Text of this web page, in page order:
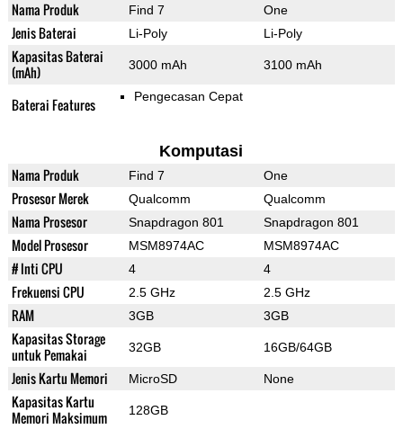
Nama Produk Find 7 One
Jenis Baterai Li-Poly Li-Poly
Kapasitas Baterai
(mAh)
3000 mAh 3100 mAh
Baterai Features Pengecasan Cepat
Komputasi
Nama Produk Find 7 One
Prosesor Merek Qualcomm Qualcomm
Nama Prosesor Snapdragon 801 Snapdragon 801
Model Prosesor MSM8974AC MSM8974AC
# Inti CPU 4 4
Frekuensi CPU 2.5 GHz 2.5 GHz
RAM 3GB 3GB
Kapasitas Storage
untuk Pemakai
32GB 16GB/64GB
Jenis Kartu Memori MicroSD None
Kapasitas Kartu
Memori Maksimum
128GB